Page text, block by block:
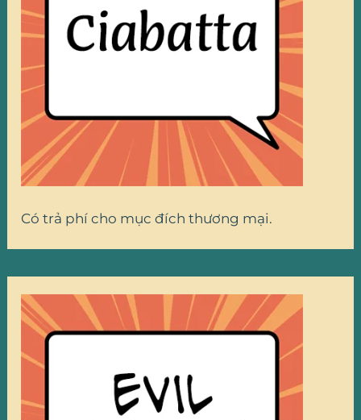
Có trả phí cho mục đích thương mại.